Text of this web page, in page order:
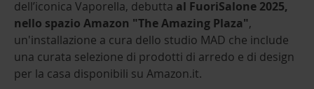
dell’iconica Vaporella, debutta al FuoriSalone 2025,
nello spazio Amazon "The Amazing Plaza",
un'installazione a cura dello studio MAD che include
una curata selezione di prodotti di arredo e di design
per la casa disponibili su Amazon.it.